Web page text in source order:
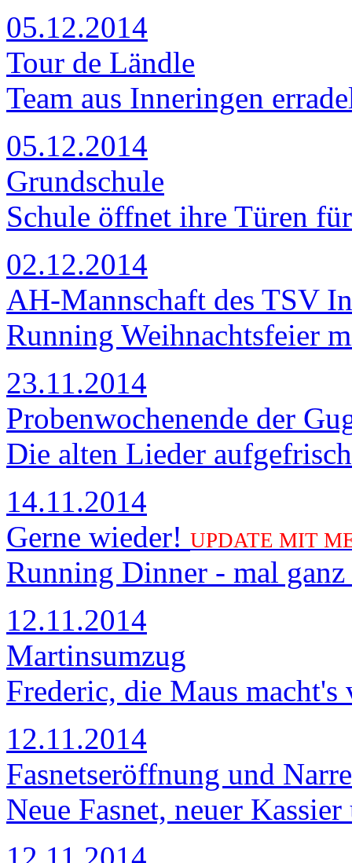
05.12.2014
Tour de Ländle
Team aus Inneringen
05.12.2014
Grundschule
Schule öffnet ihre Türen
02.12.2014
AH-Mannschaft des TSV
Running Weihnachtsfeier
23.11.2014
Probenwochenende der
Die alten Lieder
14.11.2014
Gerne wieder! UPDATE MIT
Running Dinner - mal ganz
12.11.2014
Martinsumzug
Frederic, die Maus macht's
12.11.2014
Fasnetseröffnung und
Neue Fasnet, neuer